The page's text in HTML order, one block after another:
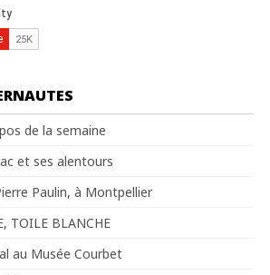
de la semaine
et ses alentours
Paulin, à Montpellier
TOILE BLANCHE
au Musée Courbet